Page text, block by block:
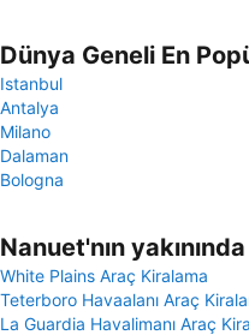
Dünya Geneli En
Istanbul
Antalya
Milano
Dalaman
Bologna
Nanuet'nın yakınında
White Plains Araç Kiralama
Teterboro Havaalanı Araç
La Guardia Havalimanı Araç